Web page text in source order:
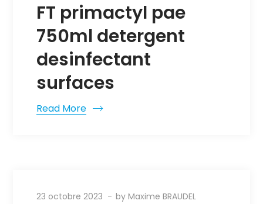
FT primactyl pae
750ml detergent
desinfectant
surfaces
Read More
23 octobre 2023 byMaxime BRAUDEL